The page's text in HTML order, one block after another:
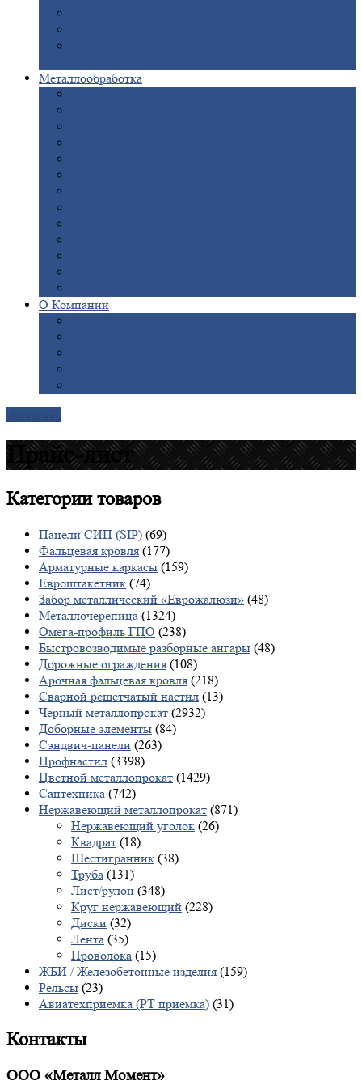
Металлообработка
О Компании
Прайс-лист
Категориитоваров
Панели СИП (SIP) (69)
Фальцевая кровля (177)
Арматурные каркасы (159)
Евроштакетник (74)
Забор металлический «Еврожалюзи» (48)
Металлочерепица (1324)
Омега-профиль ГПО (238)
Быстровозводимые разборные ангары (48)
Дорожные ограждения (108)
Арочная фальцевая кровля (218)
Сварной решетчатый настил (13)
Черный металлопрокат (2932)
Доборные элементы (84)
Сэндвич-панели (263)
Профнастил (3398)
Цветной металлопрокат (1429)
Сантехника (742)
Нержавеющий металлопрокат (871)
Нержавеющий уголок (26)
Квадрат (18)
Шестигранник (38)
Труба (131)
Лист/рулон (348)
Круг нержавеющий (228)
Диски (32)
Лента (35)
Проволока (15)
ЖБИ / Железобетонные изделия (159)
Рельсы (23)
Авиатехприемка (РТ приемка) (31)
Контакты
ООО «Металл Момент»